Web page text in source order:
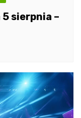
sierpnia –